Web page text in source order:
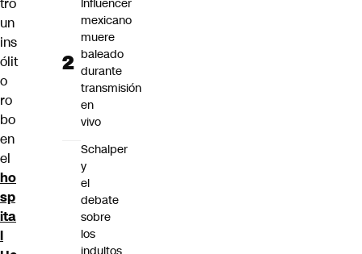
un
ins
ólit
o
ro
bo
en
el
ho
sp
ita
l
Influencer
mexicano
muere
baleado
durante
transmisión
en
vivo
Schalper
y
el
debate
sobre
los
indultos